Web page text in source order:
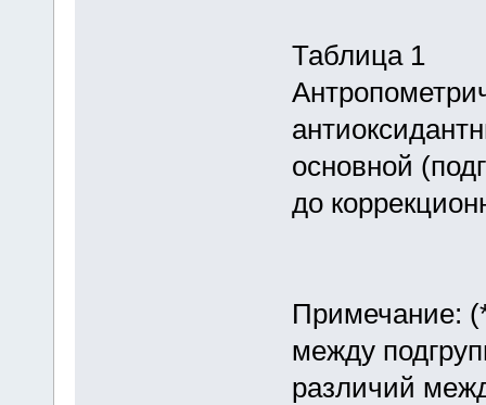
Таблица 1
основной
до
Примечание:
между
различий